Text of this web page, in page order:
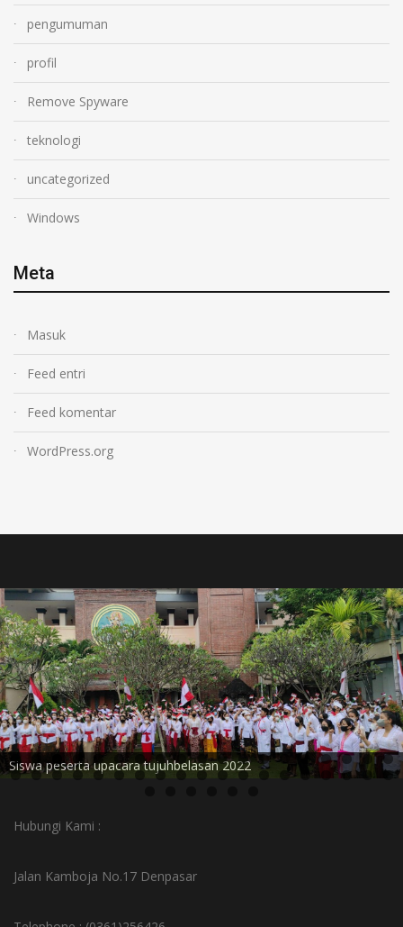
pengumuman
profil
Remove Spyware
teknologi
uncategorized
Windows
Meta
Masuk
Feed entri
Feed komentar
WordPress.org
Siswa peserta upacara tujuhbelasan 2022
Hubungi Kami :
Jalan Kamboja No.17 Denpasar